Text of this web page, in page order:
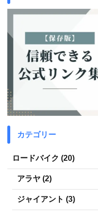
カテゴリー
ロードバイク (20)
アラヤ (2)
ジャイアント (3)